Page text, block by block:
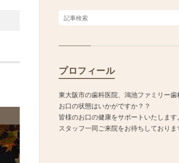
プロフィール
東大阪市の歯科医院、鴻池ファミリー歯
お口の状態はいかがですか？？
皆様のお口の健康をサポートいたします。
スタッフ一同ご来院をお待ちしておりま